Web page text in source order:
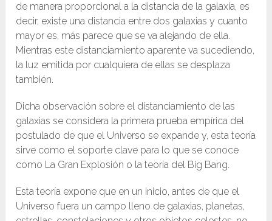
de manera proporcional a la distancia de la galaxia, es
decir, existe una distancia entre dos galaxias y cuanto
mayor es, más parece que se va alejando de ella.
Mientras este distanciamiento aparente va sucediendo,
la luz emitida por cualquiera de ellas se desplaza
también.
Dicha observación sobre el distanciamiento de las
galaxias se considera la primera prueba empírica del
postulado de que el Universo se expande y, esta teoría
sirve como el soporte clave para lo que se conoce
como La Gran Explosión o la teoría del Big Bang.
Esta teoría expone que en un inicio, antes de que el
Universo fuera un campo lleno de galaxias, planetas,